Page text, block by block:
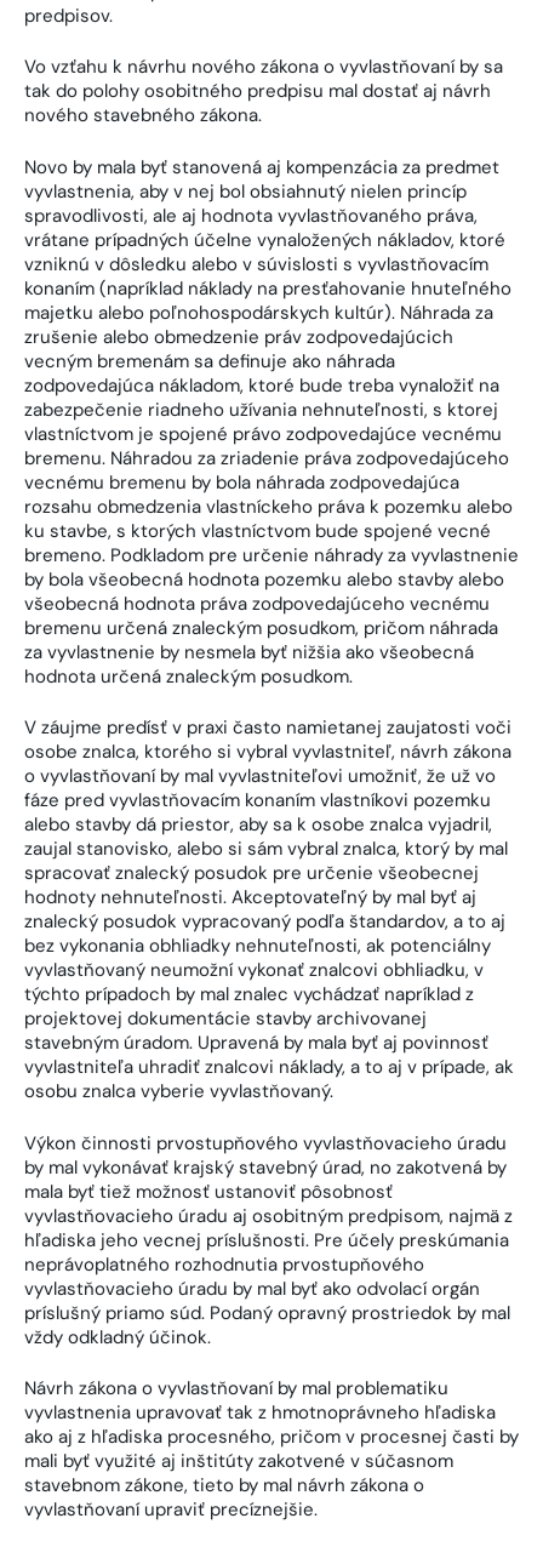
predpisov.
Vo vzťahu k návrhu nového zákona o vyvlastňovaní by sa
tak do polohy osobitného predpisu mal dostať aj návrh
nového stavebného zákona.
Novo by mala byť stanovená aj kompenzácia za predmet
vyvlastnenia, aby v nej bol obsiahnutý nielen princíp
spravodlivosti, ale aj hodnota vyvlastňovaného práva,
vrátane prípadných účelne vynaložených nákladov, ktoré
vzniknú v dôsledku alebo v súvislosti s vyvlastňovacím
konaním (napríklad náklady na presťahovanie hnuteľného
majetku alebo poľnohospodárskych kultúr). Náhrada za
zrušenie alebo obmedzenie práv zodpovedajúcich
vecným bremenám sa definuje ako náhrada
zodpovedajúca nákladom, ktoré bude treba vynaložiť na
zabezpečenie riadneho užívania nehnuteľnosti, s ktorej
vlastníctvom je spojené právo zodpovedajúce vecnému
bremenu. Náhradou za zriadenie práva zodpovedajúceho
vecnému bremenu by bola náhrada zodpovedajúca
rozsahu obmedzenia vlastníckeho práva k pozemku alebo
ku stavbe, s ktorých vlastníctvom bude spojené vecné
bremeno. Podkladom pre určenie náhrady za vyvlastnenie
by bola všeobecná hodnota pozemku alebo stavby alebo
všeobecná hodnota práva zodpovedajúceho vecnému
bremenu určená znaleckým posudkom, pričom náhrada
za vyvlastnenie by nesmela byť nižšia ako všeobecná
hodnota určená znaleckým posudkom.
V záujme predísť v praxi často namietanej zaujatosti voči
osobe znalca, ktorého si vybral vyvlastniteľ, návrh zákona
o vyvlastňovaní by mal vyvlastniteľovi umožniť, že už vo
fáze pred vyvlastňovacím konaním vlastníkovi pozemku
alebo stavby dá priestor, aby sa k osobe znalca vyjadril,
zaujal stanovisko, alebo si sám vybral znalca, ktorý by mal
spracovať znalecký posudok pre určenie všeobecnej
hodnoty nehnuteľnosti. Akceptovateľný by mal byť aj
znalecký posudok vypracovaný podľa štandardov, a to aj
bez vykonania obhliadky nehnuteľnosti, ak potenciálny
vyvlastňovaný neumožní vykonať znalcovi obhliadku, v
týchto prípadoch by mal znalec vychádzať napríklad z
projektovej dokumentácie stavby archivovanej
stavebným úradom. Upravená by mala byť aj povinnosť
vyvlastniteľa uhradiť znalcovi náklady, a to aj v prípade, ak
osobu znalca vyberie vyvlastňovaný.
Výkon činnosti prvostupňového vyvlastňovacieho úradu
by mal vykonávať krajský stavebný úrad, no zakotvená by
mala byť tiež možnosť ustanoviť pôsobnosť
vyvlastňovacieho úradu aj osobitným predpisom, najmä z
hľadiska jeho vecnej príslušnosti. Pre účely preskúmania
neprávoplatného rozhodnutia prvostupňového
vyvlastňovacieho úradu by mal byť ako odvolací orgán
príslušný priamo súd. Podaný opravný prostriedok by mal
vždy odkladný účinok.
Návrh zákona o vyvlastňovaní by mal problematiku
vyvlastnenia upravovať tak z hmotnoprávneho hľadiska
ako aj z hľadiska procesného, pričom v procesnej časti by
mali byť využité aj inštitúty zakotvené v súčasnom
stavebnom zákone, tieto by mal návrh zákona o
vyvlastňovaní upraviť precíznejšie.